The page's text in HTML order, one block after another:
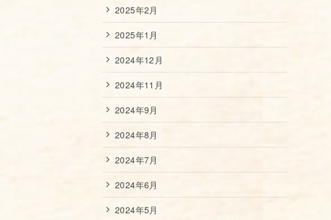
2025年2月
2025年1月
2024年12月
2024年11月
2024年9月
2024年8月
2024年7月
2024年6月
2024年5月